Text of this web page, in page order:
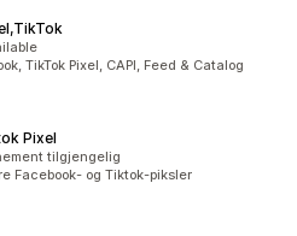
TikTok Pixel, CAPI, Feed & Catalog
Pixel
tilgjengelig
Facebook- og Tiktok-piksler